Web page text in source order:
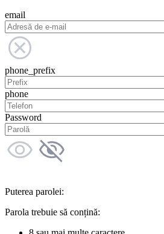
email
phone_prefix
phone
Password
Puterea parolei:
Parola trebuie să conțină: